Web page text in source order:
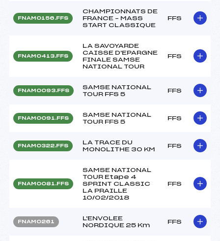
FNAM0156.FFS
CHAMPIONNATS DE
FRANCE – MASS
START CLASSIQUE
FFS
FNAM0413.FFS
LA SAVOYARDE
CAISSE D'EPARGNE
FINALE SAMSE
NATIONAL TOUR
FFS
FNAM0093.FFS
SAMSE NATIONAL
TOUR FFS 5
FFS
FNAM0091.FFS
SAMSE NATIONAL
TOUR FFS 5
FFS
FNAM0322.FFS
LA TRACE DU
MONOLITHE 30 KM
FFS
FNAM0081.FFS
SAMSE NATIONAL
TOUR Etape 4
SPRINT CLASSIC
LA PRAILLE
10/02/2018
FFS
FNAM0261
L'ENVOLEE
NORDIQUE 25 Km
FFS